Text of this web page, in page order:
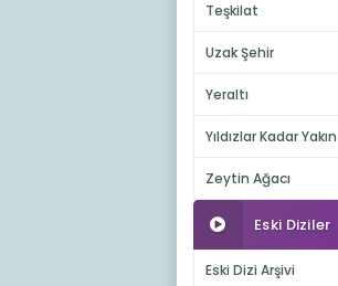
Teşkilat
Uzak Şehir
Yeraltı
Yıldızlar Kadar Yakın
Zeytin Ağacı
Eski Diziler
Eski Dizi Arşivi